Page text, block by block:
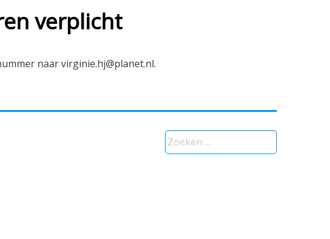
verplicht
naar virginie.hj@planet.nl.
Zoeken
naar: